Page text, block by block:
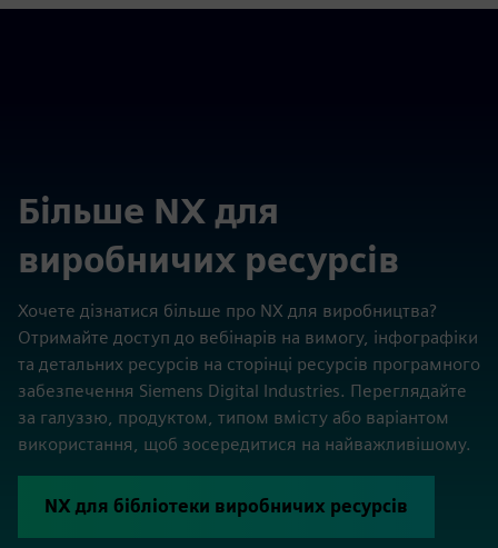
Більше NX для
виробничих ресурсів
Хочете дізнатися більше про NX для виробництва?
Отримайте доступ до вебінарів на вимогу, інфографіки
та детальних ресурсів на сторінці ресурсів програмного
забезпечення Siemens Digital Industries. Переглядайте
за галуззю, продуктом, типом вмісту або варіантом
використання, щоб зосередитися на найважливішому.
NX для бібліотеки виробничих ресурсів